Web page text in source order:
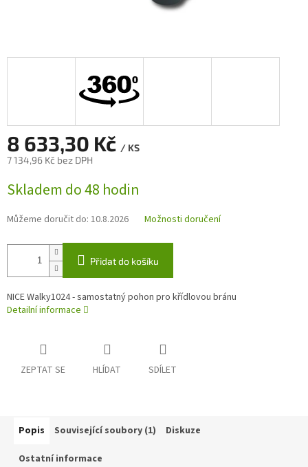
8 633,30 Kč / KS
7 134,96 Kč bez DPH
cena:
Skladem do 48 hodin
Můžeme doručit do: 10.8.2026 Možnosti doručení
Přidat do košíku
NICE Walky1024 - samostatný pohon pro křídlovou bránu
Detailní informace
ZEPTAT SE HLÍDAT SDÍLET
Popis Související soubory (1) Diskuze
Ostatní informace